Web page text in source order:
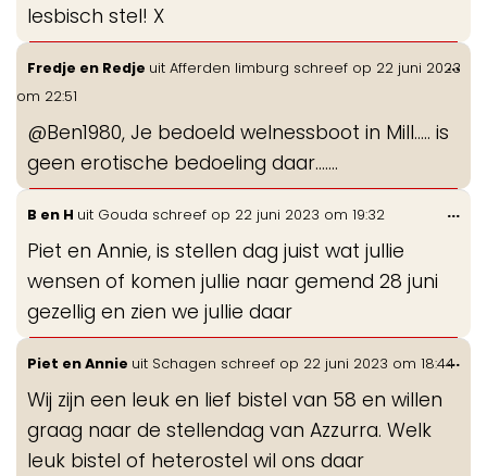
lesbisch stel! X
Fredje en Redje uit Afferden limburg schreef op 22 juni 2023
om 22:51
@Ben1980, Je bedoeld welnessboot in Mill..... is
geen erotische bedoeling daar.......
...
B en H uit Gouda schreef op 22 juni 2023 om 19:32
Piet en Annie, is stellen dag juist wat jullie
wensen of komen jullie naar gemend 28 juni
gezellig en zien we jullie daar
...
Piet en Annie uit Schagen schreef op 22 juni 2023 om 18:44
Wij zijn een leuk en lief bistel van 58 en willen
graag naar de stellendag van Azzurra. Welk
leuk bistel of heterostel wil ons daar
...